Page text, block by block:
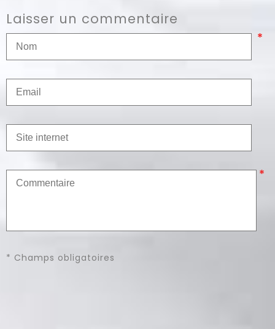
Laisser un commentaire
* Champs obligatoires